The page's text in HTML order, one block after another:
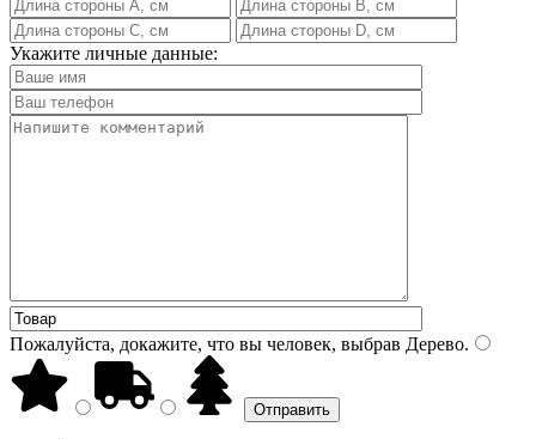
Укажите личные данные:
Пожалуйста, докажите, что вы человек, выбрав Дерево.